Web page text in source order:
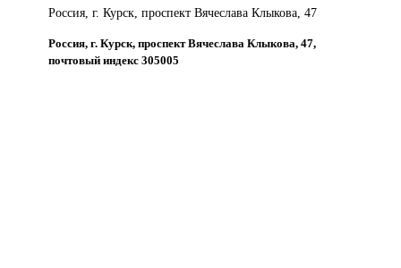
Россия, г. Курск, проспект Вячеслава Клыкова, 47
Россия, г. Курск, проспект Вячеслава Клыкова, 47,
почтовый индекс 305005